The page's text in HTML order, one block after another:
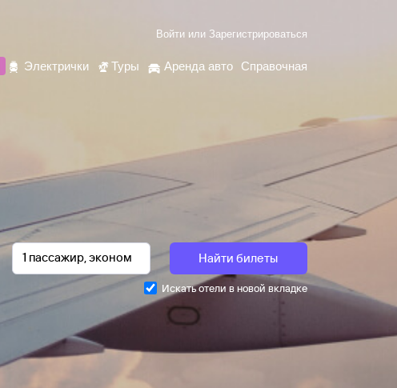
Войти или Зарегистрироваться
Электрички Туры Аренда авто Справочная
Найти билеты
Искать отели в новой вкладке